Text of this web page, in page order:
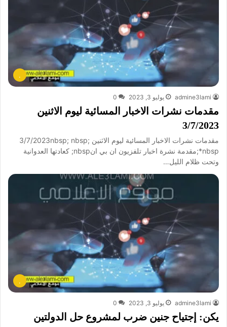
.
admine3lami يوليو 3, 2023 0
مقدمات نشرات الاخبار المسائية ليوم الاثنين
3/7/2023
مقدمات نشرات الاخبار المسائية ليوم الاثنين 3/7/2023nbsp; nbsp;
*nbsp;مقدمة نشرة اخبار تلفزيون ان بي انnbsp; كعادتها العدوانية
وتحت ظلام الليل…
.
admine3lami يوليو 3, 2023 0
يكن: إجتياح جنين ضرب لمشروع حل الدولتين